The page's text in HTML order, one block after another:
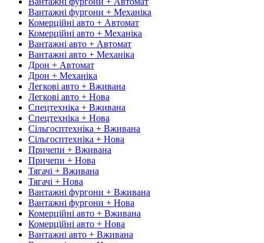
Вантажні фургони + Механіка
Комерційні авто + Автомат
Комерційні авто + Механіка
Вантажні авто + Автомат
Вантажні авто + Механіка
Дрон + Автомат
Дрон + Механіка
Легкові авто + Вживана
Легкові авто + Нова
Спецтехніка + Вживана
Спецтехніка + Нова
Сільгосптехніка + Вживана
Сільгосптехніка + Нова
Причепи + Вживана
Причепи + Нова
Тягачі + Вживана
Тягачі + Нова
Вантажні фургони + Вживана
Вантажні фургони + Нова
Комерційні авто + Вживана
Комерційні авто + Нова
Вантажні авто + Вживана